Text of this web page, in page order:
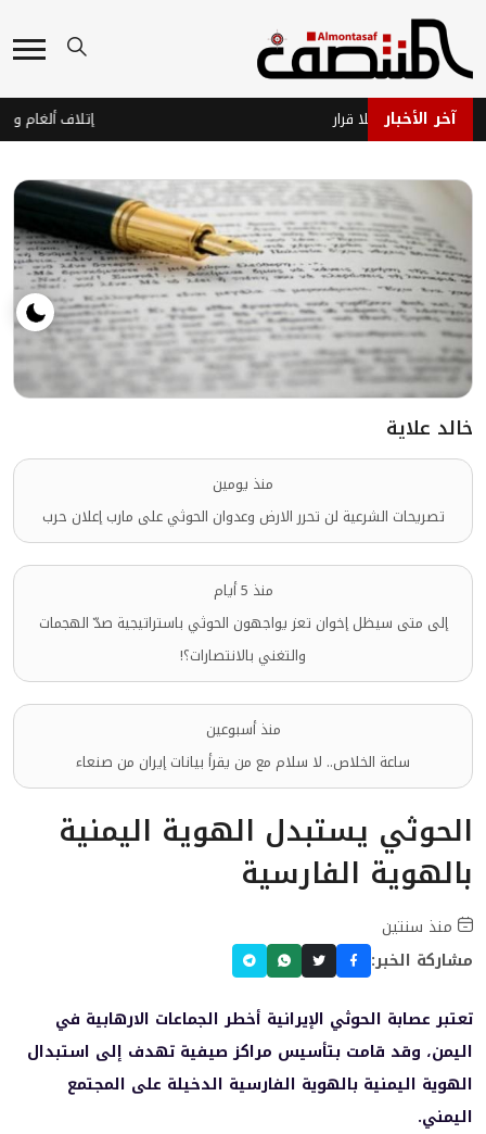
آخر الأخبار
وحرب بلا قرار
خالد علاية
منذ يومين
تصريحات الشرعية لن تحرر الارض وعدوان الحوثي على مارب إعلان حرب
منذ 5 أيام
إلى متى سيظل إخوان تعز يواجهون الحوثي باستراتيجية صدّ الهجمات
والتغني بالانتصارات؟!
منذ أسبوعين
ساعة الخلاص.. لا سلام مع من يقرأ بيانات إيران من صنعاء
الحوثي يستبدل الهوية اليمنية
بالهوية الفارسية
منذ سنتين
مشاركة الخبر:
تعتبر عصابة الحوثي الإيرانية أخطر الجماعات الارهابية في
اليمن، وقد قامت بتأسيس مراكز صيفية تهدف إلى استبدال
الهوية اليمنية بالهوية الفارسية الدخيلة على المجتمع
اليمني.